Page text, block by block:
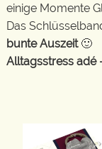
einige Momente
Das
bunte Auszeit🙂
Alltagsstress adé